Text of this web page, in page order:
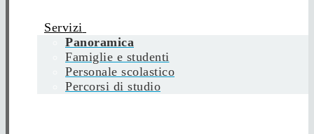
Servizi
Panoramica
Famiglie e studenti
Personale scolastico
Percorsi di studio